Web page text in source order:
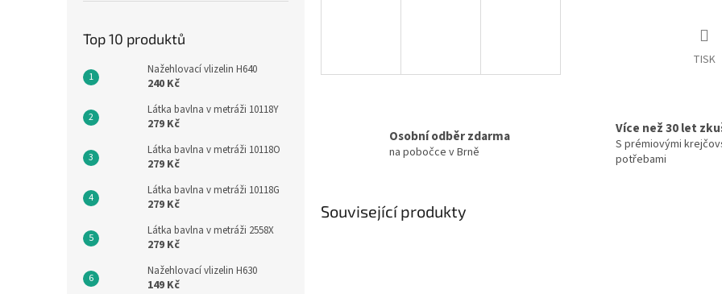
Top 10 produktů
Nažehlovací vlizelin H640
240 Kč
Látka bavlna v metráži 10118Y
279 Kč
Látka bavlna v metráži 10118O
279 Kč
Látka bavlna v metráži 10118G
279 Kč
Látka bavlna v metráži 2558X
279 Kč
Nažehlovací vlizelin H630
149 Kč
M
TISK
Osobní odběr zdarma
na pobočce v Brně
Více než 30 let
S prémiovými
potřebami
Související produkty